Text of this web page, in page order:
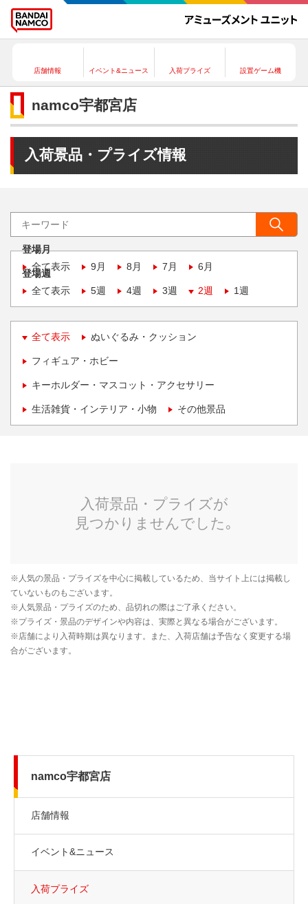
店舗情報 イベント&ニュース 入荷プライズ 設置ゲーム機
namco宇都宮店
入荷景品・プライズ情報
登場月
全て表示
9月 8月 7月 6月
登場週
全て表示
5週 4週 3週 2週 1週
全て表示 ぬいぐるみ・クッション
フィギュア・ホビー
キーホルダー・マスコット・アクセサリー
生活雑貨・インテリア・小物 その他景品
namco宇都宮店
店舗情報
イベント&ニュース
入荷プライズ